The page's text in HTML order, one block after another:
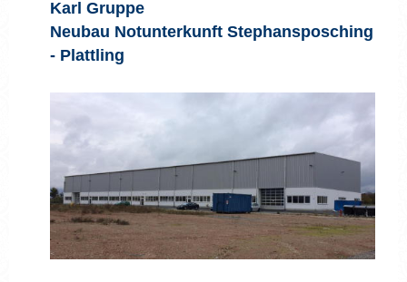
Karl Gruppe
Neubau Notunterkunft Stephansposching
- Plattling